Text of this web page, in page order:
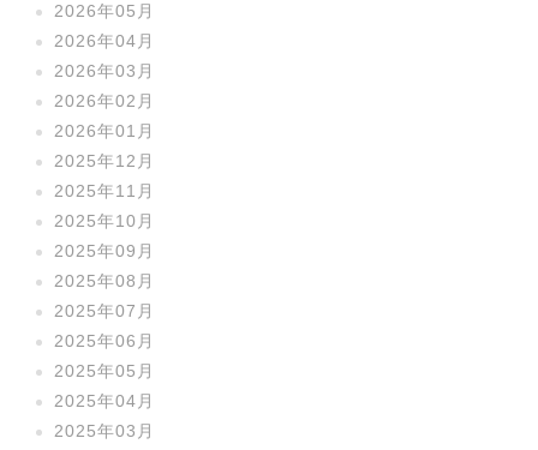
2026年05月
2026年04月
2026年03月
2026年02月
2026年01月
2025年12月
2025年11月
2025年10月
2025年09月
2025年08月
2025年07月
2025年06月
2025年05月
2025年04月
2025年03月